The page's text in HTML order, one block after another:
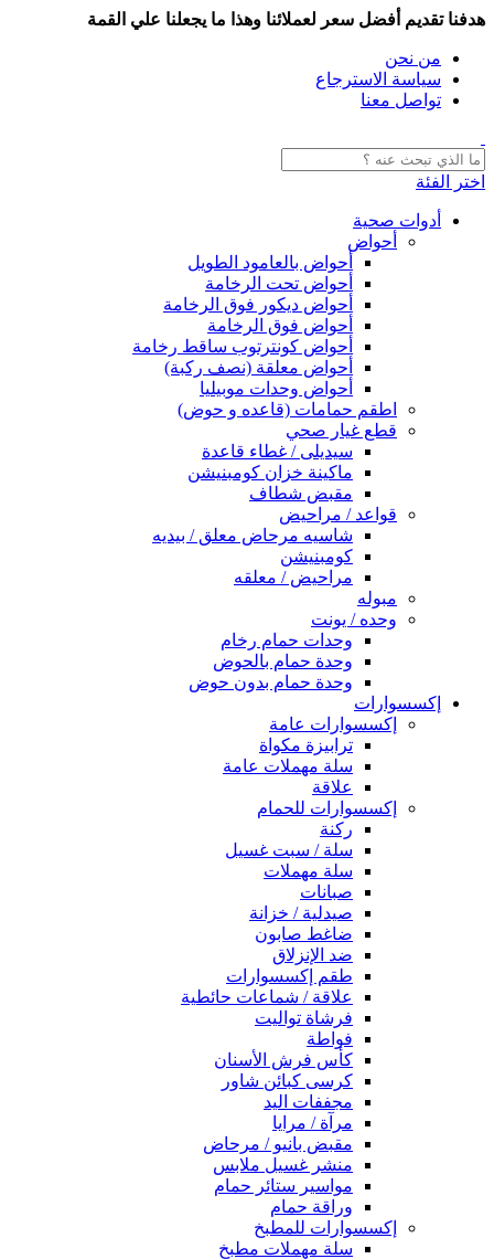
هدفنا تقديم أفضل سعر لعملائنا وهذا ما يجعلنا علي القمة
من نحن
سياسة الاسترجاع
تواصل معنا
اختر الفئة
أدوات صحية
أحواض
أحواض بالعامود الطويل
أحواض تحت الرخامة
أحواض ديكور فوق الرخامة
أحواض فوق الرخامة
أحواض كونترتوب ساقط رخامة
أحواض معلقة (نصف ركبة)
أحواض وحدات موبيليا
اطقم حمامات (قاعده و حوض)
قطع غيار صحي
سيديلى / غطاء قاعدة
ماكينة خزان كومبنيشن
مقبض شطاف
قواعد / مراحيض
شاسيه مرحاض معلق / بيديه
كومبنيشن
مراحيض / معلقه
مبوله
وحده / يونت
وحدات حمام رخام
وحدة حمام بالحوض
وحدة حمام بدون حوض
إكسسوارات
إكسسوارات عامة
ترابيزة مكواة
سلة مهملات عامة
علاقة
إكسسوارات للحمام
ركنة
سلة / سبت غسيل
سلة مهملات
صبانات
صيدلية / خزانة
ضاغط صابون
ضد الإنزلاق
طقم إكسسوارات
علاقة / شماعات حائطية
فرشاة تواليت
فواطة
كأس فرش الأسنان
كرسى كبائن شاور
مجففات اليد
مرآة / مرايا
مقبض بانيو / مرحاض
منشر غسيل ملابس
مواسير ستائر حمام
وراقة حمام
إكسسوارات للمطبخ
سلة مهملات مطبخ